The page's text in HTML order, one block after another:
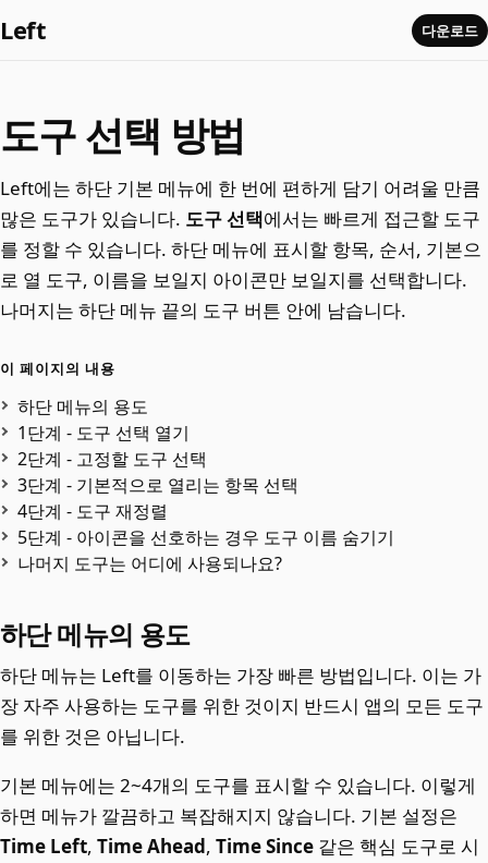
Left 다운로드
도구 선택 방법
Left에는 하단 기본 메뉴에 한 번에 편하게 담기 어려울 만큼
많은 도구가 있습니다. 도구 선택에서는 빠르게 접근할 도구
를 정할 수 있습니다. 하단 메뉴에 표시할 항목, 순서, 기본으
로 열 도구, 이름을 보일지 아이콘만 보일지를 선택합니다.
나머지는 하단 메뉴 끝의 도구 버튼 안에 남습니다.
이 페이지의 내용
하단 메뉴의 용도
1단계 - 도구 선택 열기
2단계 - 고정할 도구 선택
3단계 - 기본적으로 열리는 항목 선택
4단계 - 도구 재정렬
5단계 - 아이콘을 선호하는 경우 도구 이름 숨기기
나머지 도구는 어디에 사용되나요?
하단 메뉴의 용도
하단 메뉴는 Left를 이동하는 가장 빠른 방법입니다. 이는 가
장 자주 사용하는 도구를 위한 것이지 반드시 앱의 모든 도구
를 위한 것은 아닙니다.
기본 메뉴에는 2~4개의 도구를 표시할 수 있습니다. 이렇게
하면 메뉴가 깔끔하고 복잡해지지 않습니다. 기본 설정은
Time Left, Time Ahead, Time Since 같은 핵심 도구로 시